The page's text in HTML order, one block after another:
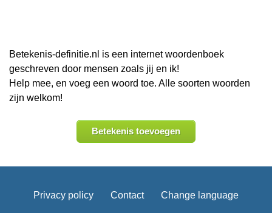
Betekenis-definitie.nl is een internet woordenboek
geschreven door mensen zoals jij en ik!
Help mee, en voeg een woord toe. Alle soorten woorden
zijn welkom!
Betekenis toevoegen
Privacy policy Contact Change language